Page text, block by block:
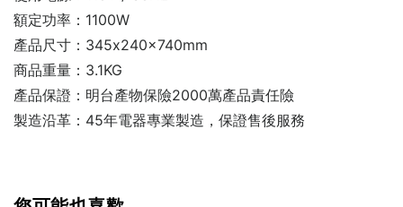
額定功率：1100W
產品尺寸：345x240x740mm
商品重量：3.1KG
產品保證：明台產物保險2000萬產品責任險
製造沿革：45年電器專業製造，保證售後服務